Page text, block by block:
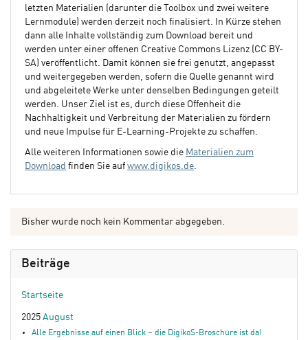
letzten Materialien (darunter die Toolbox und zwei weitere
Lernmodule) werden derzeit noch finalisiert. In Kürze stehen
dann alle Inhalte vollständig zum Download bereit und
werden unter einer offenen Creative Commons Lizenz (CC BY-
SA) veröffentlicht. Damit können sie frei genutzt, angepasst
und weitergegeben werden, sofern die Quelle genannt wird
und abgeleitete Werke unter denselben Bedingungen geteilt
werden. Unser Ziel ist es, durch diese Offenheit die
Nachhaltigkeit und Verbreitung der Materialien zu fördern
und neue Impulse für E-Learning-Projekte zu schaffen.
Alle weiteren Informationen sowie die Materialien zum
Download finden Sie auf www.digikos.de.
Bisher wurde noch kein Kommentar abgegeben.
Beiträge
Startseite
2025 August
Alle Ergebnisse auf einen Blick – die DigikoS-Broschüre ist da!